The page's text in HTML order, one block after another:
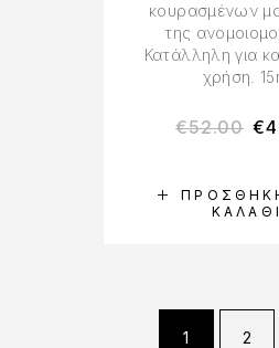
ΚΑΛΆΘΙ
κουρασμένων
της
Κατάλληλη για
χρήση.
€52.00 €
1 2